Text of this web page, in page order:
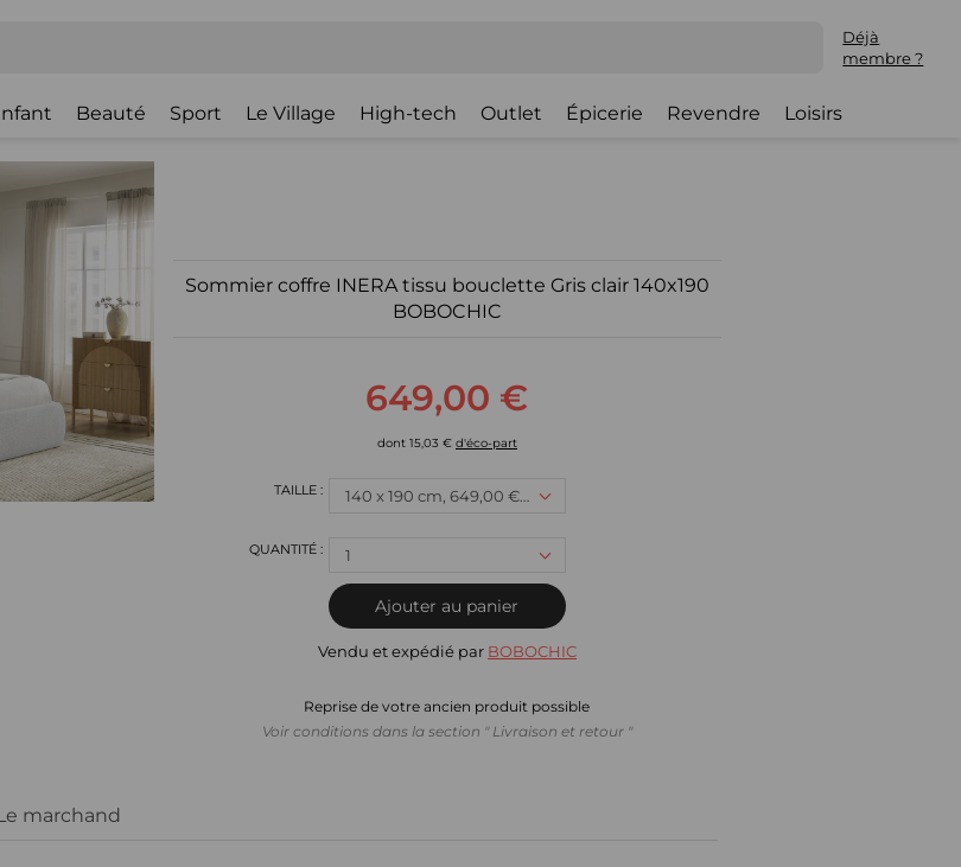
Déjà
membre ?
Beauté Sport Le Village High-tech Outlet Épicerie Revendre Loisirs
Sommier coffre INERA tissu bouclette Gris clair 140x190
BOBOCHIC
649,00 €
dont 15,03 € d'éco-part
140 x 190 cm, 649,00 € : (Disponible)
1
Ajouter au panier
Vendu et expédié par BOBOCHIC
Reprise de votre ancien produit possible
Voir conditions dans la section " Livraison et retour "
marchand